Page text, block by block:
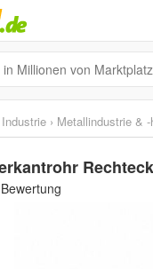
› Metallindustrie & -
Bewertung